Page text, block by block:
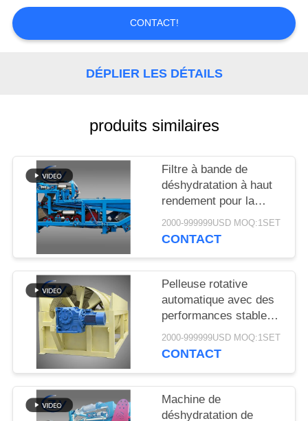
DEMANDEZ
CITATION
SITE
PRIVACY
POLICY
CONTACT!
DÉPLIER LES DÉTAILS
produits similaires
Filtre à bande de
déshydratation à haut
rendement pour la
déshydratation stable
des boues dans les
l'amidon de manioc
2000-999999USD MOQ:1SET
CONTACT
Pelleuse rotative
automatique avec des
performances stables
pour la production
d'amidon de manioc et
2000-999999USD MOQ:1SET
CONTACT
Machine de
déshydratation de